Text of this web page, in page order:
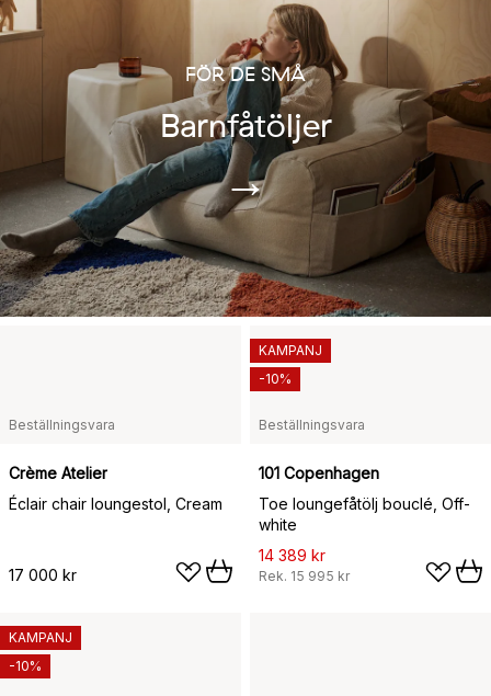
FÖR DE SMÅ
Barnfåtöljer
→
Beställningsvara
Crème Atelier
Éclair chair loungestol, Cream
17 000 kr
Beställningsvara
101 Copenhagen
Toe loungefåtölj bouclé, Off-
white
14 389 kr
Rek. 15 995 kr
KAMPANJ
-10%
KAMPANJ
-10%